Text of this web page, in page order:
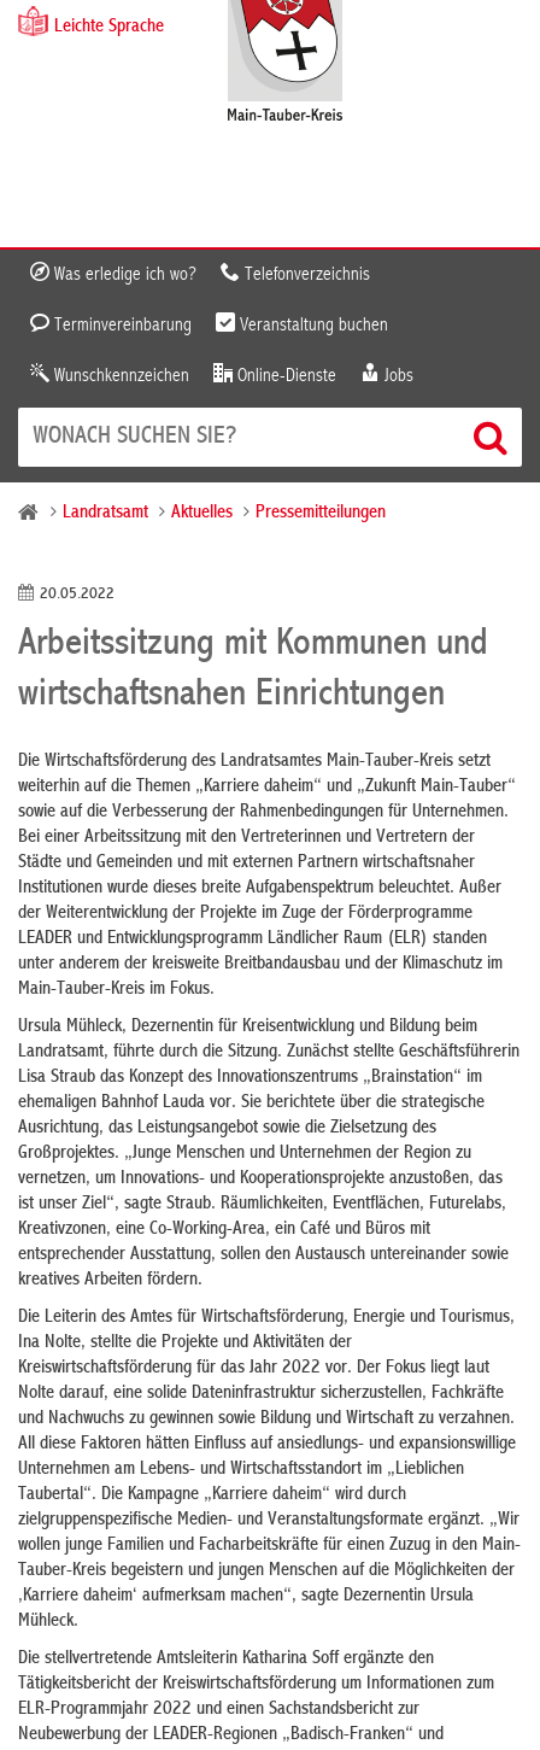
Leichte Sprache
Was erledige ich wo? Telefonverzeichnis
Terminvereinbarung Veranstaltung buchen
Wunschkennzeichen Online-Dienste Jobs
Landratsamt Aktuelles Pressemitteilungen
20.05.2022
Arbeitssitzung mit Kommunen und
wirtschaftsnahen Einrichtungen
Die Wirtschaftsförderung des Landratsamtes Main-Tauber-Kreis setzt
weiterhin auf die Themen „Karriere daheim“ und „Zukunft Main-Tauber“
sowie auf die Verbesserung der Rahmenbedingungen für Unternehmen.
Bei einer Arbeitssitzung mit den Vertreterinnen und Vertretern der
Städte und Gemeinden und mit externen Partnern wirtschaftsnaher
Institutionen wurde dieses breite Aufgabenspektrum beleuchtet. Außer
der Weiterentwicklung der Projekte im Zuge der Förderprogramme
LEADER und Entwicklungsprogramm Ländlicher Raum (ELR) standen
unter anderem der kreisweite Breitbandausbau und der Klimaschutz im
Main-Tauber-Kreis im Fokus.
Ursula Mühleck, Dezernentin für Kreisentwicklung und Bildung beim
Landratsamt, führte durch die Sitzung. Zunächst stellte Geschäftsführerin
Lisa Straub das Konzept des Innovationszentrums „Brainstation“ im
ehemaligen Bahnhof Lauda vor. Sie berichtete über die strategische
Ausrichtung, das Leistungsangebot sowie die Zielsetzung des
Großprojektes. „Junge Menschen und Unternehmen der Region zu
vernetzen, um Innovations- und Kooperationsprojekte anzustoßen, das
ist unser Ziel“, sagte Straub. Räumlichkeiten, Eventflächen, Futurelabs,
Kreativzonen, eine Co-Working-Area, ein Café und Büros mit
entsprechender Ausstattung, sollen den Austausch untereinander sowie
kreatives Arbeiten fördern.
Die Leiterin des Amtes für Wirtschaftsförderung, Energie und Tourismus,
Ina Nolte, stellte die Projekte und Aktivitäten der
Kreiswirtschaftsförderung für das Jahr 2022 vor. Der Fokus liegt laut
Nolte darauf, eine solide Dateninfrastruktur sicherzustellen, Fachkräfte
und Nachwuchs zu gewinnen sowie Bildung und Wirtschaft zu verzahnen.
All diese Faktoren hätten Einfluss auf ansiedlungs- und expansionswillige
Unternehmen am Lebens- und Wirtschaftsstandort im „Lieblichen
Taubertal“. Die Kampagne „Karriere daheim“ wird durch
zielgruppenspezifische Medien- und Veranstaltungsformate ergänzt. „Wir
wollen junge Familien und Facharbeitskräfte für einen Zuzug in den Main-
Tauber-Kreis begeistern und jungen Menschen auf die Möglichkeiten der
‚Karriere daheim‘ aufmerksam machen“, sagte Dezernentin Ursula
Mühleck.
Die stellvertretende Amtsleiterin Katharina Soff ergänzte den
Tätigkeitsbericht der Kreiswirtschaftsförderung um Informationen zum
ELR-Programmjahr 2022 und einen Sachstandsbericht zur
Neubewerbung der LEADER-Regionen „Badisch-Franken“ und